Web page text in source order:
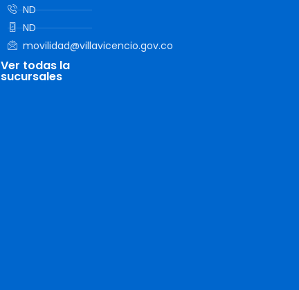
ND
ND
movilidad@villavicencio.gov.co
Ver todas la
sucursales